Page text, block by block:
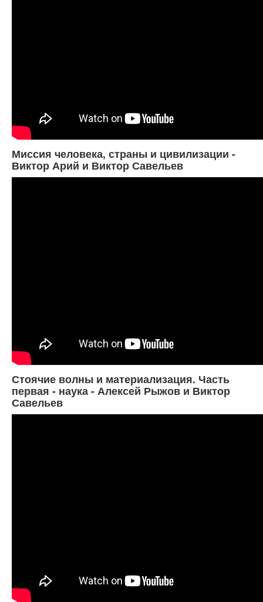
Миссия человека, страны и цивилизации -
Виктор Арий и Виктор Савельев
Стоячие волны и материализация. Часть
первая - наука - Алексей Рыжов и Виктор
Савельев